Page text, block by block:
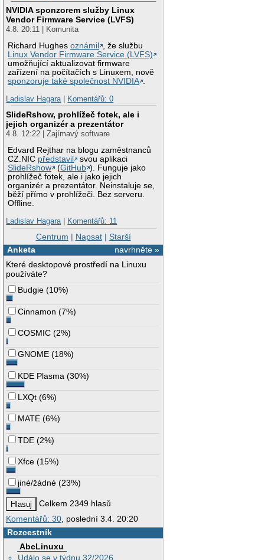
NVIDIA sponzorem služby Linux
Vendor Firmware Service (LVFS)
4.8. 20:11 | Komunita
Richard Hughesoznámil
, že službu
Linux Vendor Firmware Service (LVFS)
umožňující aktualizovat firmware
zařízení na počítačích s Linuxem, nově
sponzoruje také společnost NVIDIA .
Ladislav Hagara| Komentářů: 0
SlideRshow, prohlížeč fotek, ale i
jejich organizér a prezentátor
4.8. 12:22 | Zajímavý software
Edvard Rejthar na blogu zaměstnanců
CZ.NIC představil
svou aplikaci
SlideRshow
(GitHub ). Funguje jako
prohlížeč fotek, ale i jako jejich
organizér a prezentátor. Neinstaluje se,
běží přímo v prohlížeči. Bez serveru.
Offline.
Ladislav Hagara| Komentářů: 11
Centrum | Napsat| Starší
navrhněte »
Anketa
Které desktopové prostředí na Linuxu
používáte?
Budgie (10%)
Cinnamon (7%)
COSMIC (2%)
GNOME (18%)
KDE Plasma (30%)
LXQt (6%)
MATE (6%)
TDE (2%)
Xfce (15%)
jiné/žádné (23%)
Celkem 2349 hlasů
Komentářů: 30 , poslední 3.4. 20:20
Rozcestník
AbcLinuxu
Událo se v týdnu 32/2026